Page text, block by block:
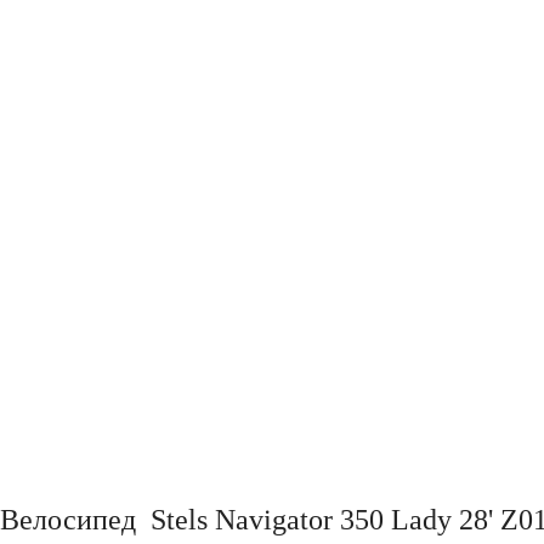
Велосипед Stels Navigator 350 Lady 28'